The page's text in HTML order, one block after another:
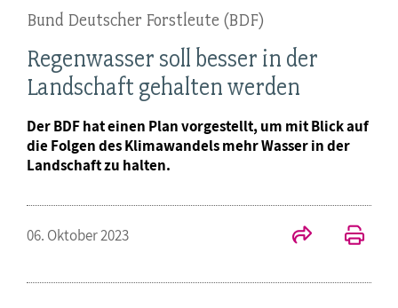
Bund Deutscher Forstleute (BDF)
Regenwasser soll besser in der
Landschaft gehalten werden
Der BDF hat einen Plan vorgestellt, um mit Blick auf
die Folgen des Klimawandels mehr Wasser in der
Landschaft zu halten.
06. Oktober 2023